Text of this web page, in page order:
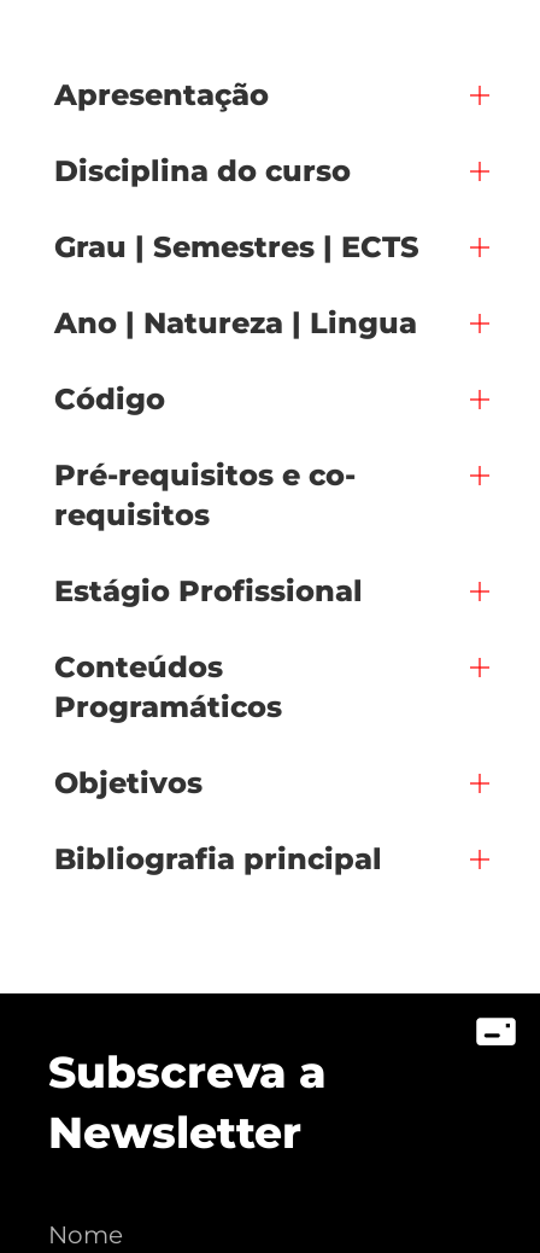
Apresentação
Disciplina do curso
Grau | Semestres | ECTS
Ano | Natureza | Lingua
Código
Pré-requisitos e co-
requisitos
Estágio Profissional
Conteúdos
Programáticos
Objetivos
Bibliografia principal
Subscreva a
Newsletter